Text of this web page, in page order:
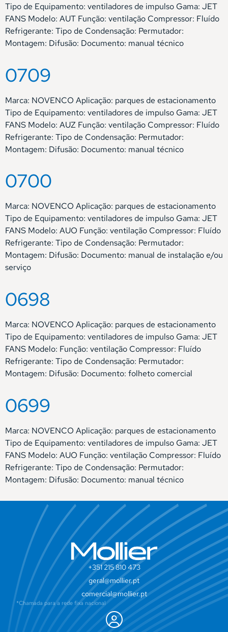
Tipo de Equipamento: ventiladores de impulso Gama: JET
FANS Modelo: AUT Função: ventilação Compressor: Fluído
Refrigerante: Tipo de Condensação: Permutador:
Montagem: Difusão: Documento: manual técnico
0709
Marca: NOVENCO Aplicação: parques de estacionamento
Tipo de Equipamento: ventiladores de impulso Gama: JET
FANS Modelo: AUZ Função: ventilação Compressor: Fluído
Refrigerante: Tipo de Condensação: Permutador:
Montagem: Difusão: Documento: manual técnico
0700
Marca: NOVENCO Aplicação: parques de estacionamento
Tipo de Equipamento: ventiladores de impulso Gama: JET
FANS Modelo: AUO Função: ventilação Compressor: Fluído
Refrigerante: Tipo de Condensação: Permutador:
Montagem: Difusão: Documento: manual de instalação e/ou
serviço
0698
Marca: NOVENCO Aplicação: parques de estacionamento
Tipo de Equipamento: ventiladores de impulso Gama: JET
FANS Modelo: Função: ventilação Compressor: Fluído
Refrigerante: Tipo de Condensação: Permutador:
Montagem: Difusão: Documento: folheto comercial
0699
Marca: NOVENCO Aplicação: parques de estacionamento
Tipo de Equipamento: ventiladores de impulso Gama: JET
FANS Modelo: AUO Função: ventilação Compressor: Fluído
Refrigerante: Tipo de Condensação: Permutador:
Montagem: Difusão: Documento: manual técnico
+351 215 810 473
geral@mollier.pt
comercial@mollier.pt
*Chamada para a rede fixa nacional